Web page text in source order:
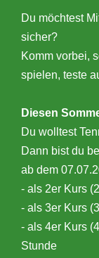
Du möchtest
sicher?
Komm vorbei,
spielen, teste
Diesen
Du wolltest
Dann bist du
ab dem
- als 2er Kurs
- als 3er Kurs
- als 4er Kurs
Stunde